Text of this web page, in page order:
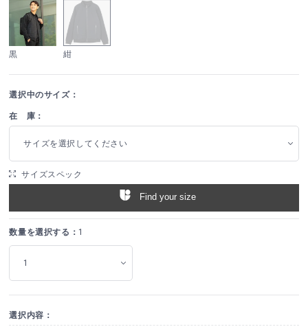
黒 紺
選択中のサイズ：
在 庫：
サイズを選択してください
サイズスペック
Find your size
数量を選択する： 1
選択内容：